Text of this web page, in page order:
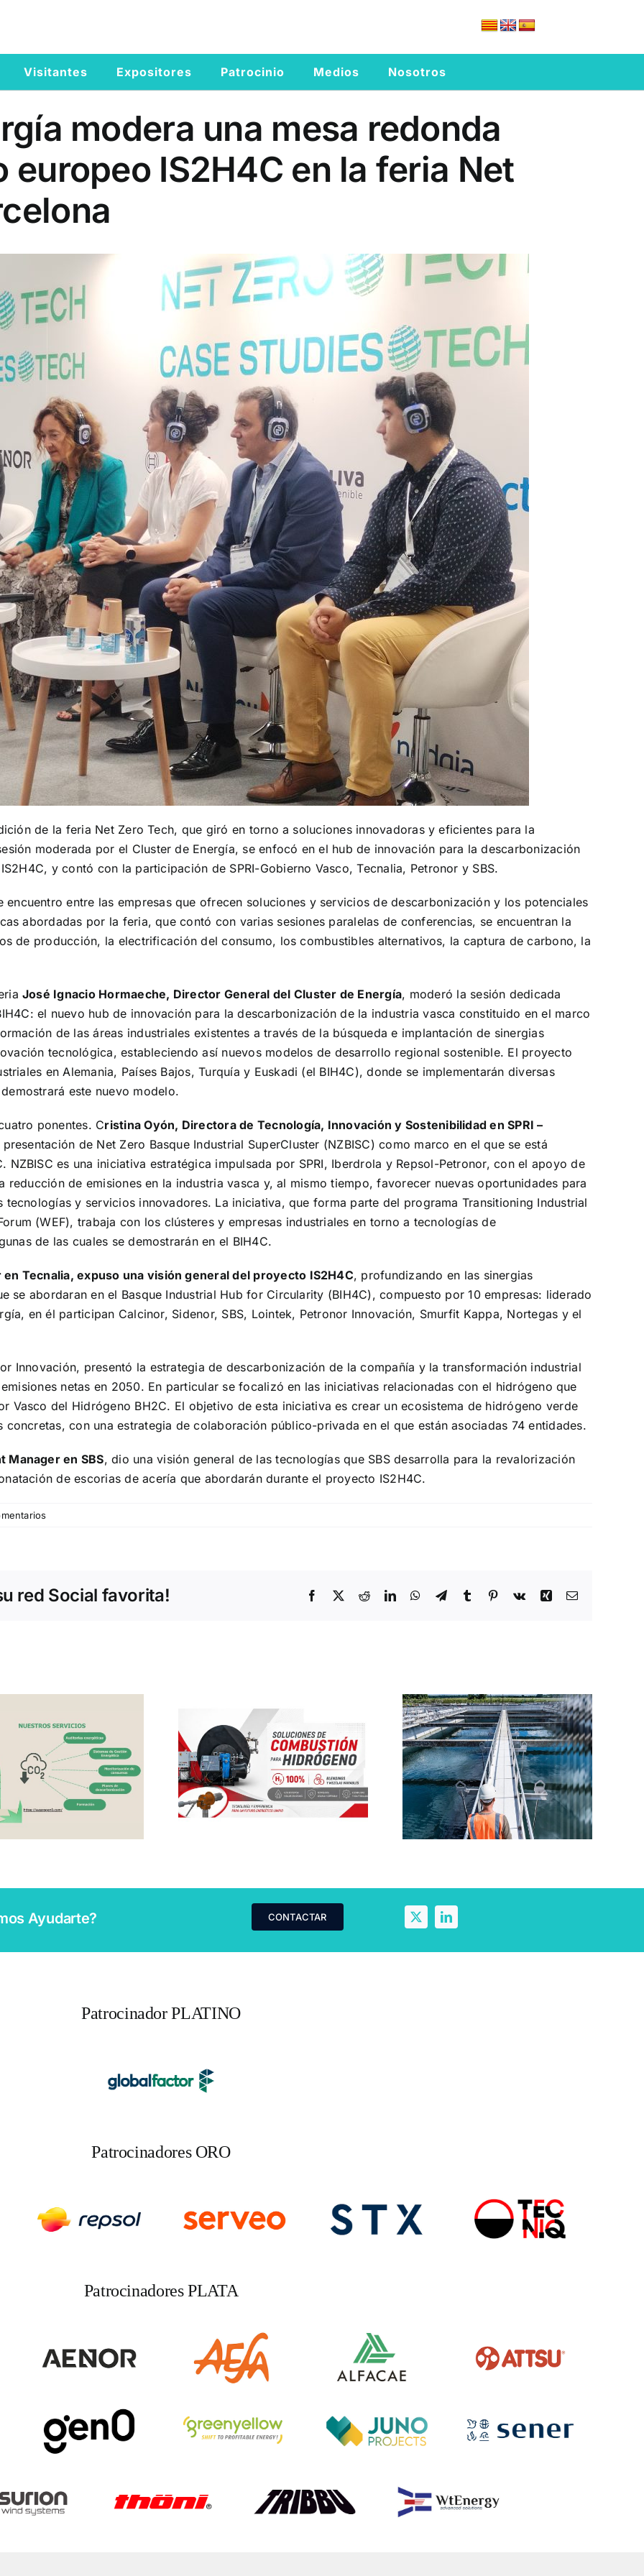
Visitantes Expositores Patrocinio Medios Nosotros
modera una mesa redonda
europeo IS2H4C en la feria Net
de la feria Net Zero Tech, que giró en torno a soluciones innovadoras y eficientes para la
moderada por el Cluster de Energía, se enfocó en el hub de innovación para la descarbonización
y contó con la participación de SPRI-Gobierno Vasco, Tecnalia, Petronor y SBS.
entre las empresas que ofrecen soluciones y servicios de descarbonización y los potenciales
abordadas por la feria, que contó con varias sesiones paralelas de conferencias, se encuentran la
de producción, la electrificación del consumo, los combustibles alternativos, la captura de carbono, la
José Ignacio Hormaeche, Director General del Cluster de Energía, moderó la sesión dedicada
el nuevo hub de innovación para la descarbonización de la industria vasca constituido en el marco
de las áreas industriales existentes a través de la búsqueda e implantación de sinergias
tecnológica, estableciendo así nuevos modelos de desarrollo regional sostenible. El proyecto
en Alemania, Países Bajos, Turquía y Euskadi (el BIH4C), donde se implementarán diversas
este nuevo modelo.
ponentes. Cristina Oyón, Directora de Tecnología, Innovación y Sostenibilidad en SPRI –
de Net Zero Basque Industrial SuperCluster (NZBISC) como marco en el que se está
es una iniciativa estratégica impulsada por SPRI, Iberdrola y Repsol-Petronor, con el apoyo de
reducción de emisiones en la industria vasca y, al mismo tiempo, favorecer nuevas oportunidades para
y servicios innovadores. La iniciativa, que forma parte del programa Transitioning Industrial
(WEF), trabaja con los clústeres y empresas industriales en torno a tecnologías de
de las cuales se demostrarán en el BIH4C.
Tecnalia, expuso una visión general del proyecto IS2H4C, profundizando en las sinergias
se abordaran en el Basque Industrial Hub for Circularity (BIH4C), compuesto por 10 empresas: liderado
en él participan Calcinor, Sidenor, SBS, Lointek, Petronor Innovación, Smurfit Kappa, Nortegas y el
Innovación, presentó la estrategia de descarbonización de la compañía y la transformación industrial
netas en 2050. En particular se focalizó en las iniciativas relacionadas con el hidrógeno que
Vasco del Hidrógeno BH2C. El objetivo de esta iniciativa es crear un ecosistema de hidrógeno verde
con una estrategia de colaboración público-privada en el que están asociadas 74 entidades.
Manager en SBS, dio una visión general de las tecnologías que SBS desarrolla para la revalorización
de escorias de acería que abordarán durante el proyecto IS2H4C.
red Social favorita! Facebook
X RedditLinkedInWhatsApp
TelegramTumblr Pinterest
Vk Xing Correo
SISCAL:
Soluciones
avanzadas de
combustión para la
descarbonización
SUEZ: Soluciones
avanzadas para la
calidad del aire y la
acción climática
Bigas Global:
Soluciones
industriales
sostenibles para
los sectores del
biogás y el
rendering
Ayudarte? CONTACTAR
Patrocinador PLATINO
Patrocinadores ORO
Patrocinadores PLATA